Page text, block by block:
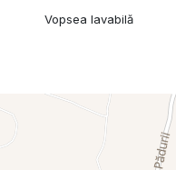
Vopsea lavabilă